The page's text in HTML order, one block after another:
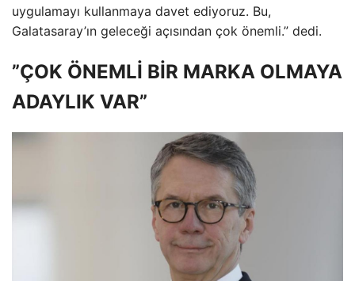
uygulamayı kullanmaya davet ediyoruz. Bu,
Galatasaray’ın geleceği açısından çok önemli.” dedi.
”ÇOK ÖNEMLİ BİR MARKA OLMAYA
ADAYLIK VAR”